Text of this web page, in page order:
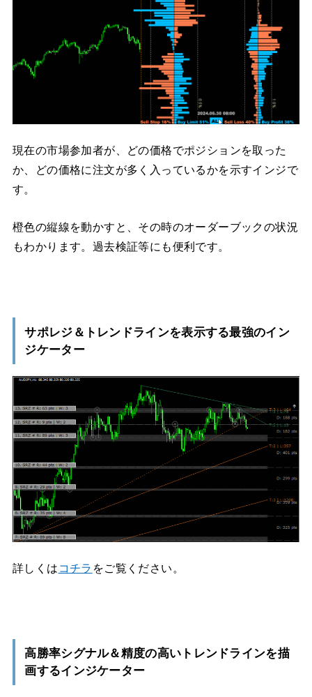
現在の市場参加者が、どの価格でポジションを取った
か、どの価格に注文が多く入っているかを示すインジで
す。
橙色の縦線を動かすと、その時のオーダーブックの状況
もわかります。過去検証等にも便利です。
サポレジ＆トレンドラインを表示する最強のイン
ジケーター
詳しくは コチラ をご覧ください。
高勝率シグナル＆精度の高いトレンドラインを描
画するインジケーター